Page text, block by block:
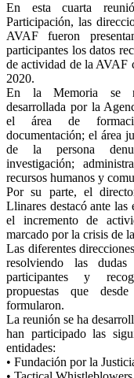
En esta cuarta
Participación, las
AVAF fueron
participantes los datos
de actividad de la AVAF
2020.
En la Memoria se
desarrollada por la
el área de
documentación; el área
de la persona
investigación;
recursos humanos y
Por su parte, el
Llinares destacó ante las
el incremento de
marcado por la crisis de
Las diferentes
resolviendo las
participantes y
propuestas que
formularon.
La reunión se ha
han participado las
entidades:
• Fundación por la